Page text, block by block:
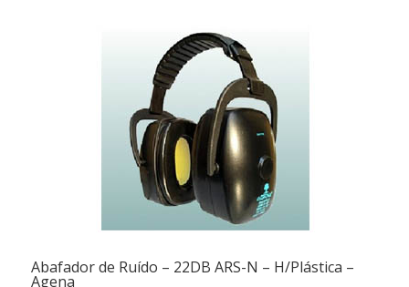
Abafador de Ruído – 22DB ARS-N – H/Plástica –
Agena